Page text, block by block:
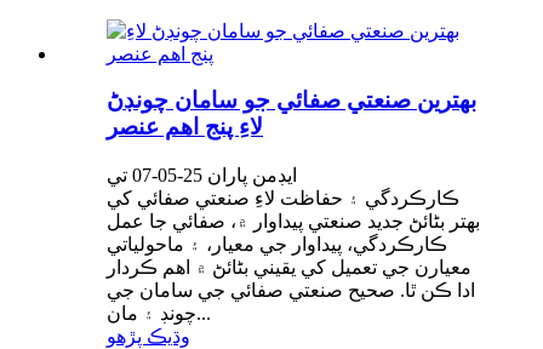
بهترين صنعتي صفائي جو سامان چونڊڻ
لاءِ پنج اهم عنصر
ايڊمن پاران 25-05-07 تي
ڪارڪردگي ۽ حفاظت لاءِ صنعتي صفائي کي
بهتر بڻائڻ جديد صنعتي پيداوار ۾، صفائي جا عمل
ڪارڪردگي، پيداوار جي معيار، ۽ ماحولياتي
معيارن جي تعميل کي يقيني بڻائڻ ۾ اهم ڪردار
ادا ڪن ٿا. صحيح صنعتي صفائي جي سامان جي
چونڊ ۽ مان...
وڌيڪ پڙهو